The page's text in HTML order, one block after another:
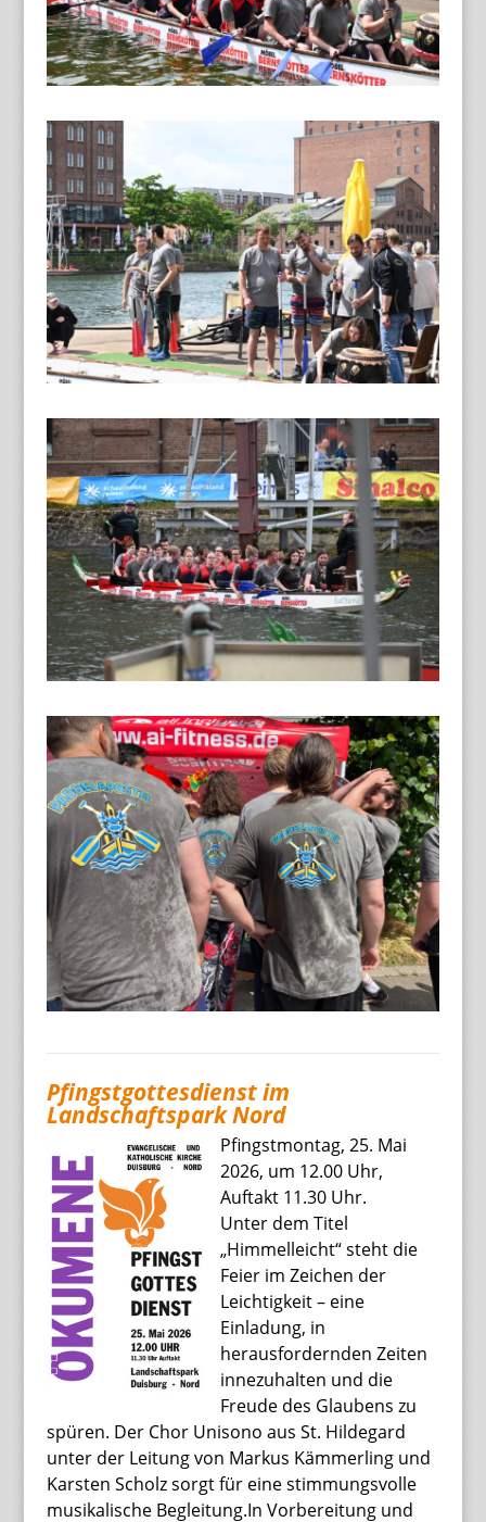
Pfingstgottesdienst im
Landschaftspark Nord
Pfingstmontag, 25. Mai
2026, um 12.00 Uhr,
Auftakt 11.30 Uhr.
Unter dem Titel
„Himmelleicht“ steht die
Feier im Zeichen der
Leichtigkeit – eine
Einladung, in
herausfordernden Zeiten
innezuhalten und die
Freude des Glaubens zu
spüren. Der Chor Unisono aus St. Hildegard
unter der Leitung von Markus Kämmerling und
Karsten Scholz sorgt für eine stimmungsvolle
musikalische Begleitung.In Vorbereitung und